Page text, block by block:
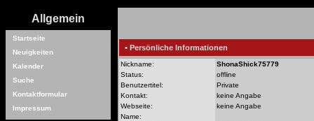
Allgemein
Startseite
Neuigkeiten
Kalender
Suche
Kontaktformular
Impressum
• Persönliche Informationen
Nickname:
ShonaShick75779
Status:
offline
Benutzertitel:
Private
Kontakt:
keine Angabe
Webseite:
keine Angabe
Name: